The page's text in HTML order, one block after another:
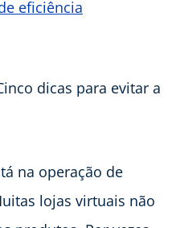
eficiência
dicas para evitar a
na operação de
lojas virtuais não